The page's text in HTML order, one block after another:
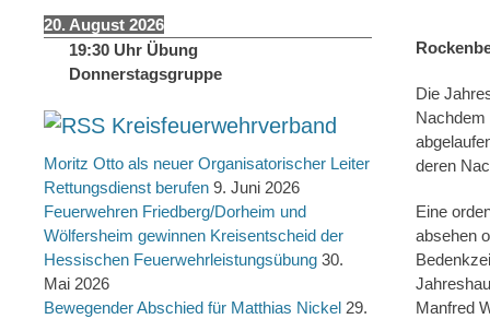
Die
Nachdem
deren
Eine
absehen
Manfred
20. August 2026
19:30Uhr Übung
Donnerstagsgruppe
Kreisfeuerwehrverband
Moritz Otto als neuer Organisatorischer Leiter
Rettungsdienst berufen 9. Juni 2026
Feuerwehren Friedberg/Dorheim und
Wölfersheim gewinnen Kreisentscheid der
Hessischen Feuerwehrleistungsübung 30.
Mai 2026
Bewegender Abschied für Matthias Nickel 29.